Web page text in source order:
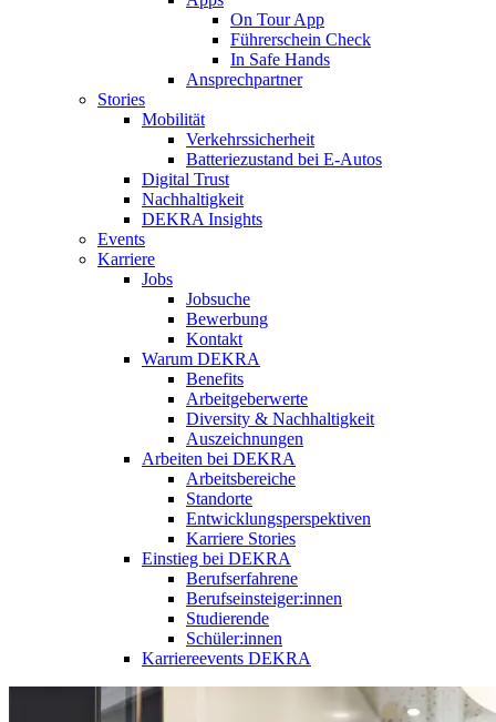
On Tour App
Führerschein Check
In Safe Hands
Ansprechpartner
Stories
Mobilität
Verkehrssicherheit
Batteriezustand bei E-Autos
Digital Trust
Nachhaltigkeit
DEKRA Insights
Events
Karriere
Jobs
Jobsuche
Bewerbung
Kontakt
Warum DEKRA
Benefits
Arbeitgeberwerte
Diversity & Nachhaltigkeit
Auszeichnungen
Arbeiten bei DEKRA
Arbeitsbereiche
Standorte
Entwicklungsperspektiven
Karriere Stories
Einstieg bei DEKRA
Berufserfahrene
Berufseinsteiger:innen
Studierende
Schüler:innen
Karriereevents DEKRA